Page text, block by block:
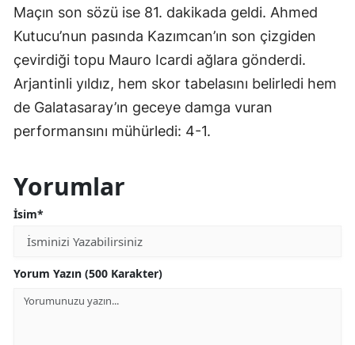
Maçın son sözü ise 81. dakikada geldi. Ahmed
Kutucu’nun pasında Kazımcan’ın son çizgiden
çevirdiği topu Mauro Icardi ağlara gönderdi.
Arjantinli yıldız, hem skor tabelasını belirledi hem
de Galatasaray’ın geceye damga vuran
performansını mühürledi: 4-1.
Yorumlar
İsim*
Yorum Yazın (500 Karakter)